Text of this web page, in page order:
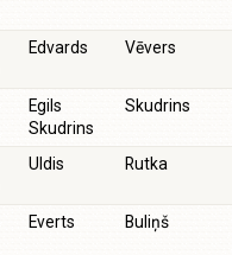
Edvards Vēvers
Egils
Skudrins
Skudrins
Uldis Rutka
Everts Buliņš